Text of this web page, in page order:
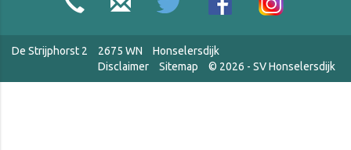
De Strijphorst 2 2675 WN
Honselersdijk
Disclaimer
Sitemap © 2026 - SV Honselersdijk